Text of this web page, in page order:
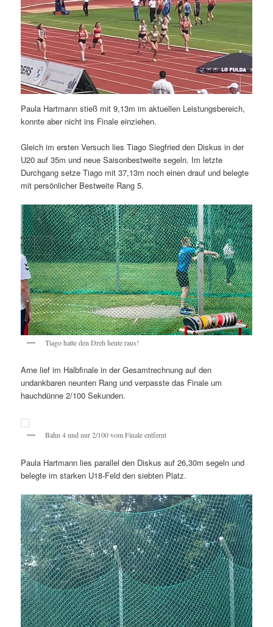
Paula Hartmann stieß mit 9,13m im aktuellen Leistungsbereich,
konnte aber nicht ins Finale einziehen.
Gleich im ersten Versuch lies Tiago Siegfried den Diskus in der
U20 auf 35m und neue Saisonbestweite segeln. Im letzte
Durchgang setze Tiago mit 37,13m noch einen drauf und belegte
mit persönlicher Bestweite Rang 5.
Tiago hatte den Dreh heute raus!
Arne lief im Halbfinale in der Gesamtrechnung auf den
undankbaren neunten Rang und verpasste das Finale um
hauchdünne 2/100 Sekunden.
Bahn 4 und nur 2/100 vom Finale entfernt
Paula Hartmann lies parallel den Diskus auf 26,30m segeln und
belegte im starken U18-Feld den siebten Platz.